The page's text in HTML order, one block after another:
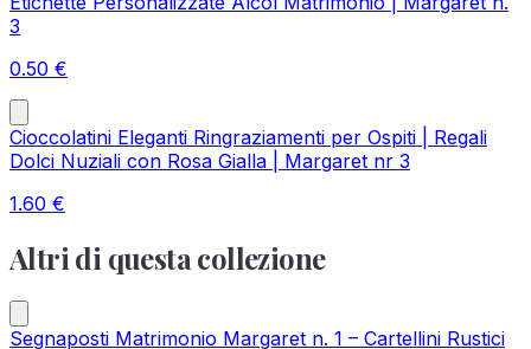
3
0.50 €
Cioccolatini Eleganti Ringraziamenti per Ospiti | Regali
Dolci Nuziali con Rosa Gialla | Margaret nr 3
1.60 €
Altri di questa collezione
Segnaposti Matrimonio Margaret n. 1 – Cartellini Rustici